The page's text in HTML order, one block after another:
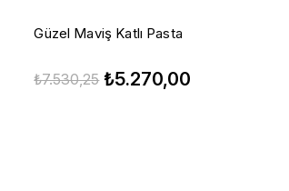
Güzel Maviş Katlı Pasta
₺5.270,00
₺7.530,25